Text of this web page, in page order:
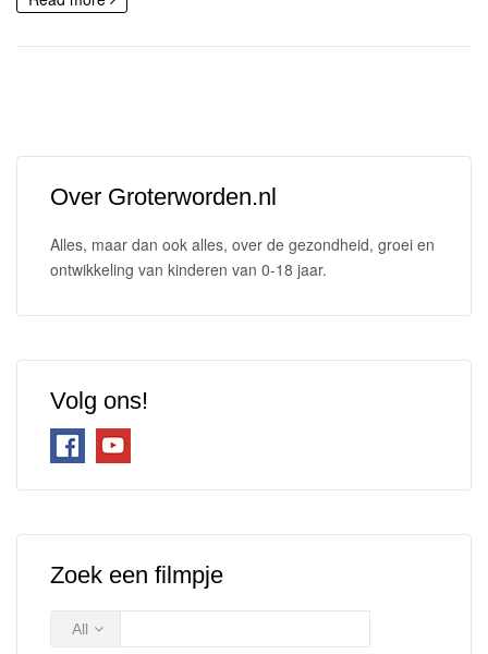
Over Groterworden.nl
Alles, maar dan ook alles, over de gezondheid, groei en
ontwikkeling van kinderen van 0-18 jaar.
Volg ons!
Zoek een filmpje
All